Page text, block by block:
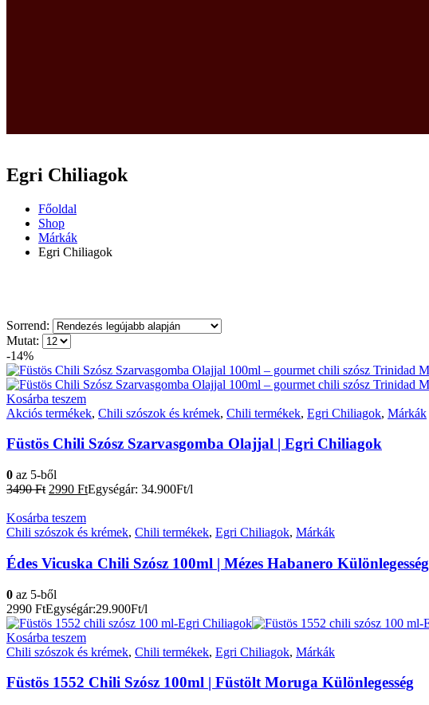
Egri Chiliagok
Főoldal
Shop
Márkák
Egri Chiliagok
Sorrend:
Mutat:
-14%
Kosárba teszem
Akciós termékek, Chili szószok és krémek, Chili termékek, Egri Chiliagok, Márkák
Füstös Chili Szósz Szarvasgomba Olajjal | Egri Chiliagok
0 az 5-ből
3490Ft Original
was:
3490 Ft.
2990 FtCurrent
2990 Ft.
Egységár: 34.900Ft/l
Kosárba teszem
Chili szószok és krémek, Chili termékek, Egri Chiliagok, Márkák
Édes Vicuska Chili Szósz 100ml | Mézes Habanero Különlegesség
0 az 5-ből
2990 FtEgységár:29.900Ft/l
Kosárba teszem
Chili szószok és krémek, Chili termékek, Egri Chiliagok, Márkák
Füstös 1552 Chili Szósz 100ml | Füstölt Moruga Különlegesség